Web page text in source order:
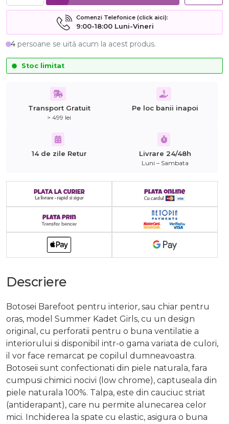
Comenzi Telefonice (click aici):
9:00-18:00 Luni-Vineri
4 persoane se uită acum la acest produs.
Stoc limitat
Transport Gratuit
> 499 lei
Pe loc banii inapoi
14 de zile Retur Livrare 24/48h
Luni – Sambata
Descriere
Botosei Barefoot pentru interior, sau chiar pentru
oras, model Summer Kadet Girls, cu un design
original, cu perforatii pentru o buna ventilatie a
interiorului si disponibil intr-o gama variata de culori,
il vor face remarcat pe copilul dumneavoastra.
Botoseii sunt confectionati din piele naturala, fara
cumpusi chimici nocivi (low chrome), captuseala din
piele naturala 100%. Talpa, este din cauciuc striat
(antiderapant), care nu permite alunecarea celor
mici. Inchiderea la spate cu elastic, asigura o buna